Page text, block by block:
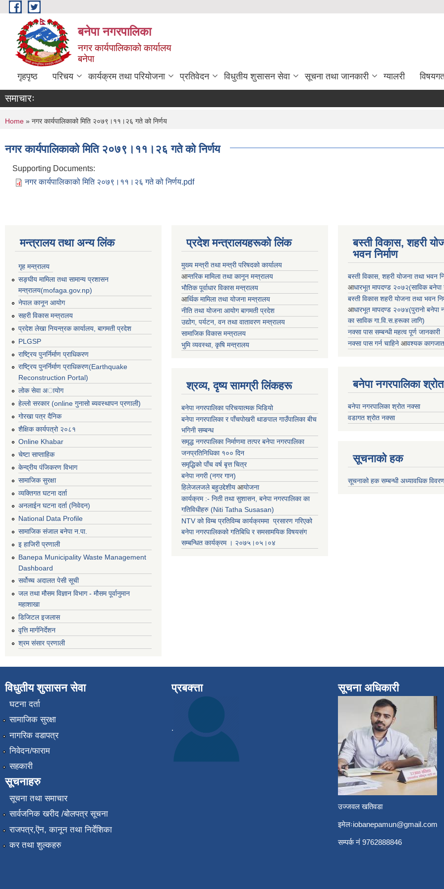
Skip to main content
बनेपा नगरपालिका
नगर कार्यपालिकाको कार्यालय
बनेपा
गृहपृष्ठ परिचय कार्यक्रम तथा परियोजना प्रतिवेदन विधुतीय शुसासन सेवा सूचना तथा जानकारी ग्यालरी
समाचारः
You are here
Home » नगर कार्यपालिकाको मिति २०७९।११।२६ गते को निर्णय
नगर कार्यपालिकाको मिति २०७९।११।२६ गते को निर्णय
Supporting Documents:
नगर कार्यपालिकाको मिति २०७९।११।२६ गते को निर्णय.pdf
मन्त्रालय तथा अन्य लिंक
गृह मन्त्रालय
सङ्घीय मामिला तथा सामान्य प्रशासन
मन्त्रालय(mofaga.gov.np)
नेपाल कानून आयोग
सहरी विकास मन्त्रालय
प्रदेश लेखा नियन्त्रक कार्यालय, बागमती प्रदेश
PLGSP
राष्ट्रिय पुनर्निर्माण प्राधिकरण
राष्ट्रिय पुनर्निर्माण प्राधिकरण(Earthquake
Reconstruction Portal)
लोक सेवा अायोग
हेल्लो सरकार (online गुनासो ब्यवस्थापन प्रणाली)
गोरखा पत्र दैनिक
शैक्षिक कार्यपत्रो २०८१
Online Khabar
चेष्टा साप्ताहिक
केन्द्रीय पंजिकरण विभाग
सामाजिक सुरक्षा
व्यक्तिगत घटना दर्ता
अनलाईन घटना दर्ता (निवेदन)
National Data Profile
सामाजिक संजाल बनेपा न.पा.
इ हाजिरी प्रणाली
Banepa Municipality Waste Management
Dashboard
सर्वोच्च अदालत पेसी सूची
जल तथा मौसम विज्ञान विभाग - मौसम पूर्वानुमान
महाशाखा
डिजिटल इजलास
वृत्ति मार्गनिर्देशन
श्रम संसार प्रणाली
प्रदेश मन्त्रालयहरूको लिंक
मुख्य मन्त्री तथा मन्त्री परिषदको कार्यालय
आन्तरिक मामिला तथा कानून मन्त्रालय
भाैतिक पूर्वाधार विकास मन्त्रालय
आर्थिक मामिला तथा योजना मन्त्रालय
नीति तथा योजना आयोग बागमती प्रदेश
उद्योग, पर्यटन, वन तथा वातावरण मन्त्रालय
सामाजिक विकास मन्त्रालय
भुमि व्यवस्था, कृषि मन्त्रालय
श्रव्य, दृष्य सामग्री लिंकहरू
बनेपा नगरपालिका परिचयात्मक भिडियो
बनेपा नगरपालिका र पाँचपोखरी थाङपाल गाउँपालिका बीच
भगिनी सम्बन्ध
समृद्ध नगरपालिका निर्माणमा तत्पर बनेपा नगरपालिका
जनप्रतिनिधिका १०० दिन
समृद्धिको पाँच वर्ष बृत्त चित्र
बनेपा नगरी (नगर गान)
हिलेजलजले बहुउद्देशीय आयोजना
कार्यक्रम :- निती तथा सुशासन, बनेपा नगरपालिका का
गतिविधीहरु (Niti Tatha Susasan)
NTV को विम्ब प्रतिविम्ब कार्यक्रममा प्रसारण गरिएको
बनेपा नगरपालिकको गतिबिधि र समसामयिक विषयसंग
सम्बन्धित कार्यक्रम । २०७५।०५।०४
बस्ती विकास, शहरी
भवन निर्माण
बस्ती विकास, शहरी योजना तथा भवन
आधारभूत मापदण्ड २०७२(साविक बनेपा
बस्ती विकास शहरी योजना तथा भवन
आधारभूत मापदण्ड २०७४(पुरानो बनेपा
का साविक गा.वि.स.हरूका लागि)
नक्सा पास सम्बन्धी महत्व पूर्ण जानकारी
नक्सा पास गर्न चाहिने आवश्यक
बनेपा नगरपालिका
बनेपा नगरपालिका श्रोत नक्सा
वडागत श्रोत नक्सा
सूचनाको हक
सूचनाको हक सम्बन्धी अध्यावधिक
विधुतीय शुसासन सेवा
घटना दर्ता
सामाजिक सुरक्षा
नागरिक वडापत्र
निवेदन/फाराम
सहकारी
सूचनाहरु
सूचना तथा समाचार
सार्वजनिक खरीद /बोलपत्र सूचना
राजपत्र,ऎन, कानून तथा निर्देशिका
कर तथा शुल्कहरु
प्रबक्त्ता
.
सूचना अधिकारी
उज्जवल खतिवडा
इमेलःiobanepamun@gmail.com
सम्पर्क नंं 9762888846